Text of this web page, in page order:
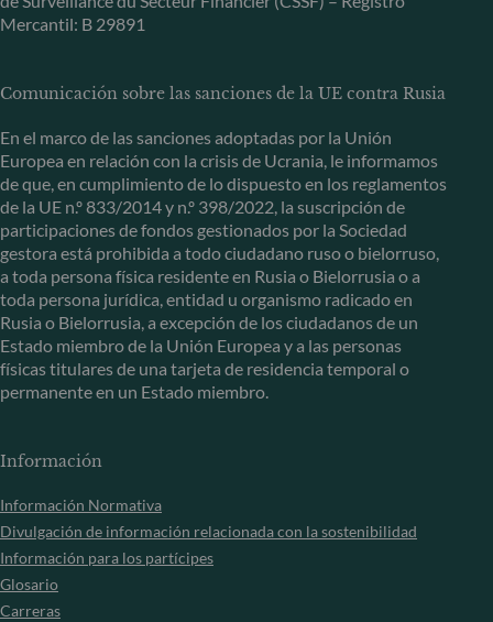
Mercantil: B 29891
Comunicación sobre las sanciones de la UE contra Rusia
En el marco de las sanciones adoptadas por la Unión
Europea en relación con la crisis de Ucrania, le informamos
de que, en cumplimiento de lo dispuesto en los reglamentos
de la UE n.º 833/2014 y n.º 398/2022, la suscripción de
participaciones de fondos gestionados por la Sociedad
gestora está prohibida a todo ciudadano ruso o bielorruso,
a toda persona física residente en Rusia o Bielorrusia o a
toda persona jurídica, entidad u organismo radicado en
Rusia o Bielorrusia, a excepción de los ciudadanos de un
Estado miembro de la Unión Europea y a las personas
físicas titulares de una tarjeta de residencia temporal o
permanente en un Estado miembro.
Información
Información Normativa
Divulgación de información relacionada con la sostenibilidad
Información para los partícipes
Glosario
Carreras